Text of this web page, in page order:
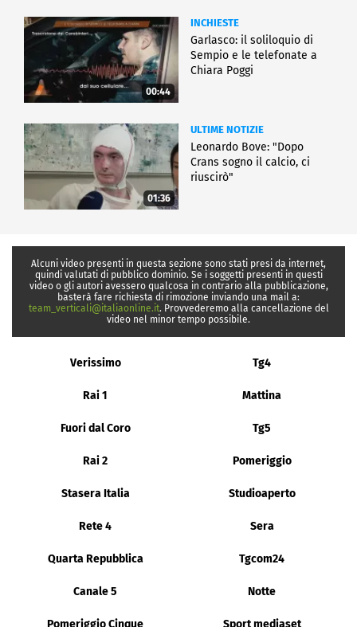
00:44
INCHIESTE
Garlasco: il soliloquio di
Sempio e le telefonate a
Chiara Poggi
01:36
ULTIME NOTIZIE
Leonardo Bove: "Dopo
Crans sogno il calcio, ci
riuscirò"
Alcuni video presenti in questa sezione sono stati presi da internet,
quindi valutati di pubblico dominio. Se i soggetti presenti in questi
video o gli autori avessero qualcosa in contrario alla pubblicazione,
basterà fare richiesta di rimozione inviando una mail a:
team_verticali@italiaonline.it. Provvederemo alla cancellazione del
video nel minor tempo possibile.
Verissimo Tg4
Rai 1 Mattina
Fuori dal Coro Tg5
Rai 2 Pomeriggio
Stasera Italia Studioaperto
Rete 4 Sera
Quarta Repubblica Tgcom24
Canale 5 Notte
Pomeriggio Cinque Sport mediaset